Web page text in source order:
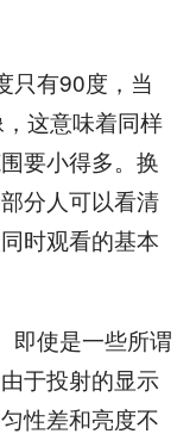
只有90度，当
这意味着同样
要小得多。换
分人可以看清
时观看的基本
即使是一些所谓
于投射的显示
性差和亮度不